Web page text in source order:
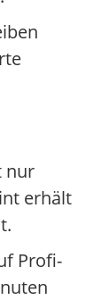
nur
erhält
Profi-